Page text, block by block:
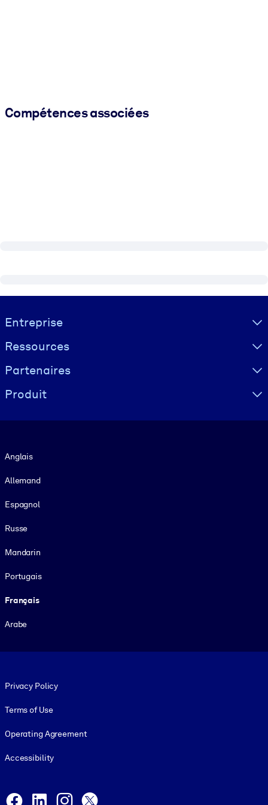
Compétences associées
Visually hidden Text
Entreprise
Ressources
Partenaires
Produit
Anglais
Allemand
Espagnol
Russe
Mandarin
Portugais
Français
Arabe
Privacy Policy
Terms of Use
Operating Agreement
Accessibility
Facebook
LinkedInInstagram